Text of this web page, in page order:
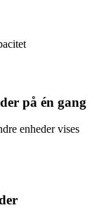
på én gang
enheder vises